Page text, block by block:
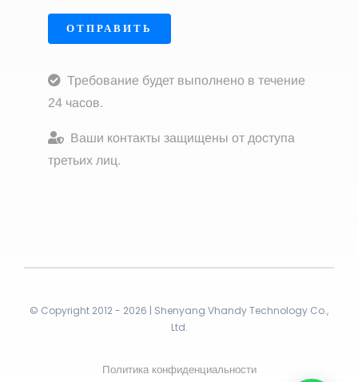
ОТПРАВИТЬ
Требование будет выполнено в течение
24 часов.
Ваши контакты защищены от доступа
третьих лиц.
© Copyright 2012 - 2026 | Shenyang Vhandy Technology Co.,
Ltd.
Политика конфиденциальности